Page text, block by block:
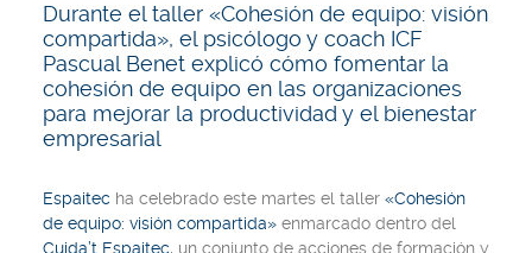
Durante el taller «Cohesión de equipo: visión
compartida», el psicólogo y coach ICF
Pascual Benet explicó cómo fomentar la
cohesión de equipo en las organizaciones
para mejorar la productividad y el bienestar
empresarial
Espaitec ha celebrado este martes el taller «Cohesión
de equipo: visión compartida» enmarcado dentro del
Cuida’t Espaitec, un conjunto de acciones de formación y